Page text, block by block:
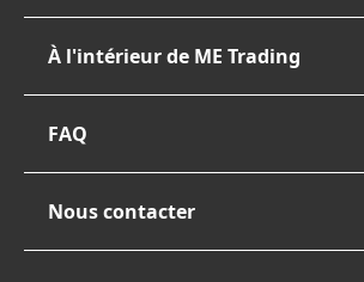
À l'intérieur de ME Trading
FAQ
Nous contacter